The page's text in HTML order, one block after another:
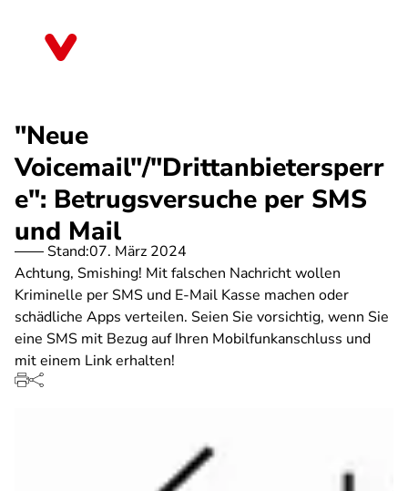
"Neue
Voicemail"/"Drittanbietersperr
e": Betrugsversuche per SMS
und Mail
Stand:07. März 2024
Achtung, Smishing! Mit falschen Nachricht wollen
Kriminelle per SMS und E-Mail Kasse machen oder
schädliche Apps verteilen. Seien Sie vorsichtig, wenn Sie
eine SMS mit Bezug auf Ihren Mobilfunkanschluss und
mit einem Link erhalten!